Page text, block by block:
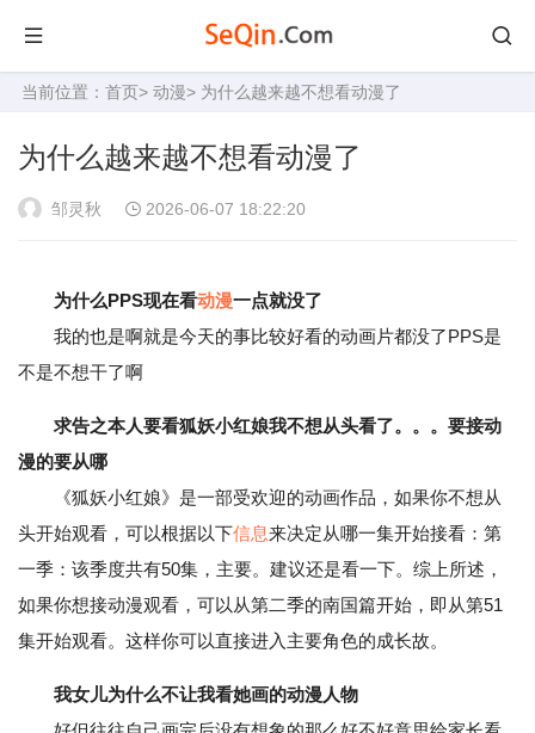
当前位置： 首页> 动漫> 为什么越来越不想看动漫了
为什么越来越不想看动漫了
邹灵秋 2026-06-07 18:22:20
为什么PPS现在看动漫一点就没了
我的也是啊就是今天的事比较好看的动画片都没了PPS是
不是不想干了啊
求告之本人要看狐妖小红娘我不想从头看了。。。要接动
漫的要从哪
《狐妖小红娘》是一部受欢迎的动画作品，如果你不想从
头开始观看，可以根据以下信息来决定从哪一集开始接看：第
一季：该季度共有50集，主要。建议还是看一下。综上所述，
如果你想接动漫观看，可以从第二季的南国篇开始，即从第51
集开始观看。这样你可以直接进入主要角色的成长故。
我女儿为什么不让我看她画的动漫人物